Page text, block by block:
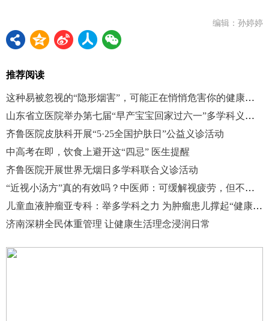
编辑：孙婷婷
推荐阅读
这种易被忽视的“隐形烟害”，可能正在悄悄危害你的健康！| 世界无烟日
山东省立医院举办第七届“早产宝宝回家过六一”多学科义诊活动
齐鲁医院皮肤科开展“5·25全国护肤日”公益义诊活动
中高考在即，饮食上避开这“四忌” 医生提醒
齐鲁医院开展世界无烟日多学科联合义诊活动
“近视小汤方”真的有效吗？中医师：可缓解视疲劳，但不能逆转真性近视
儿童血液肿瘤亚专科：举多学科之力 为肿瘤患儿撑起“健康伞”
济南深耕全民体重管理 让健康生活理念浸润日常